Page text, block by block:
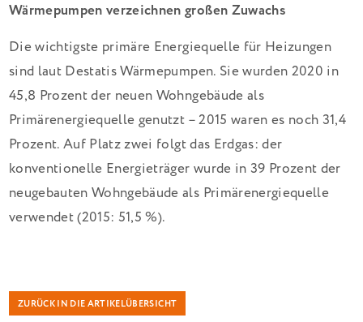
Wärmepumpen verzeichnen großen Zuwachs
Die wichtigste primäre Energiequelle für Heizungen
sind laut Destatis Wärmepumpen. Sie wurden 2020 in
45,8 Prozent der neuen Wohngebäude als
Primärenergiequelle genutzt – 2015 waren es noch 31,4
Prozent. Auf Platz zwei folgt das Erdgas: der
konventionelle Energieträger wurde in 39 Prozent der
neugebauten Wohngebäude als Primärenergiequelle
verwendet (2015: 51,5 %).
ZURÜCK IN DIE ARTIKELÜBERSICHT